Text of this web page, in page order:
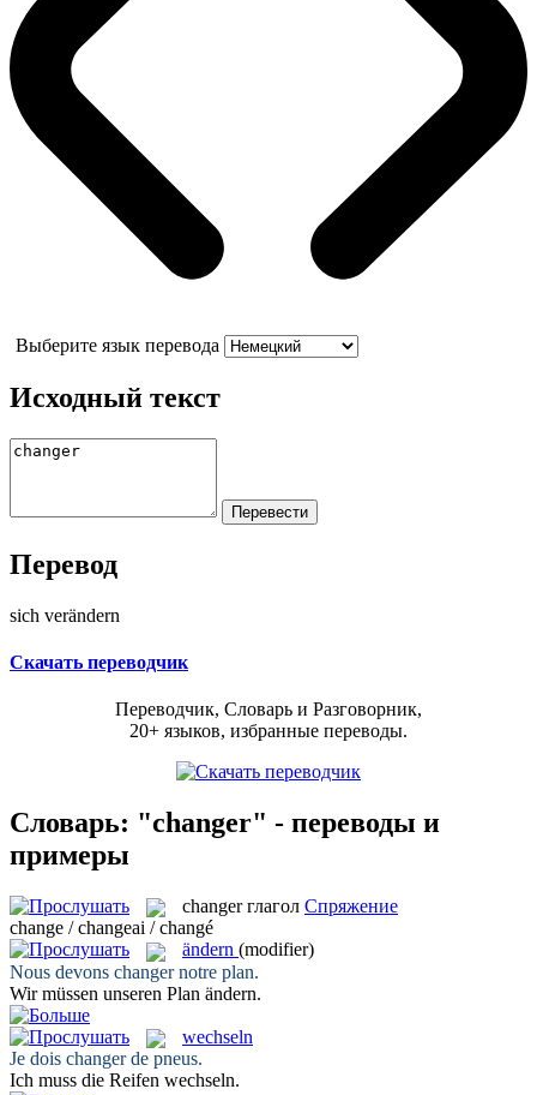
Выберите язык перевода
Исходный текст
Перевод
sich verändern
Скачать переводчик
Переводчик, Словарь и Разговорник,
20+ языков, избранные переводы.
Словарь: "changer" - переводы и
примеры
changer глагол Спряжение
change / changeai / changé
ändern (modifier)
Nous devons changernotre plan.
Wir müssen unseren Plan ändern.
wechseln
Je dois changerde pneus.
Ich muss die Reifen wechseln.